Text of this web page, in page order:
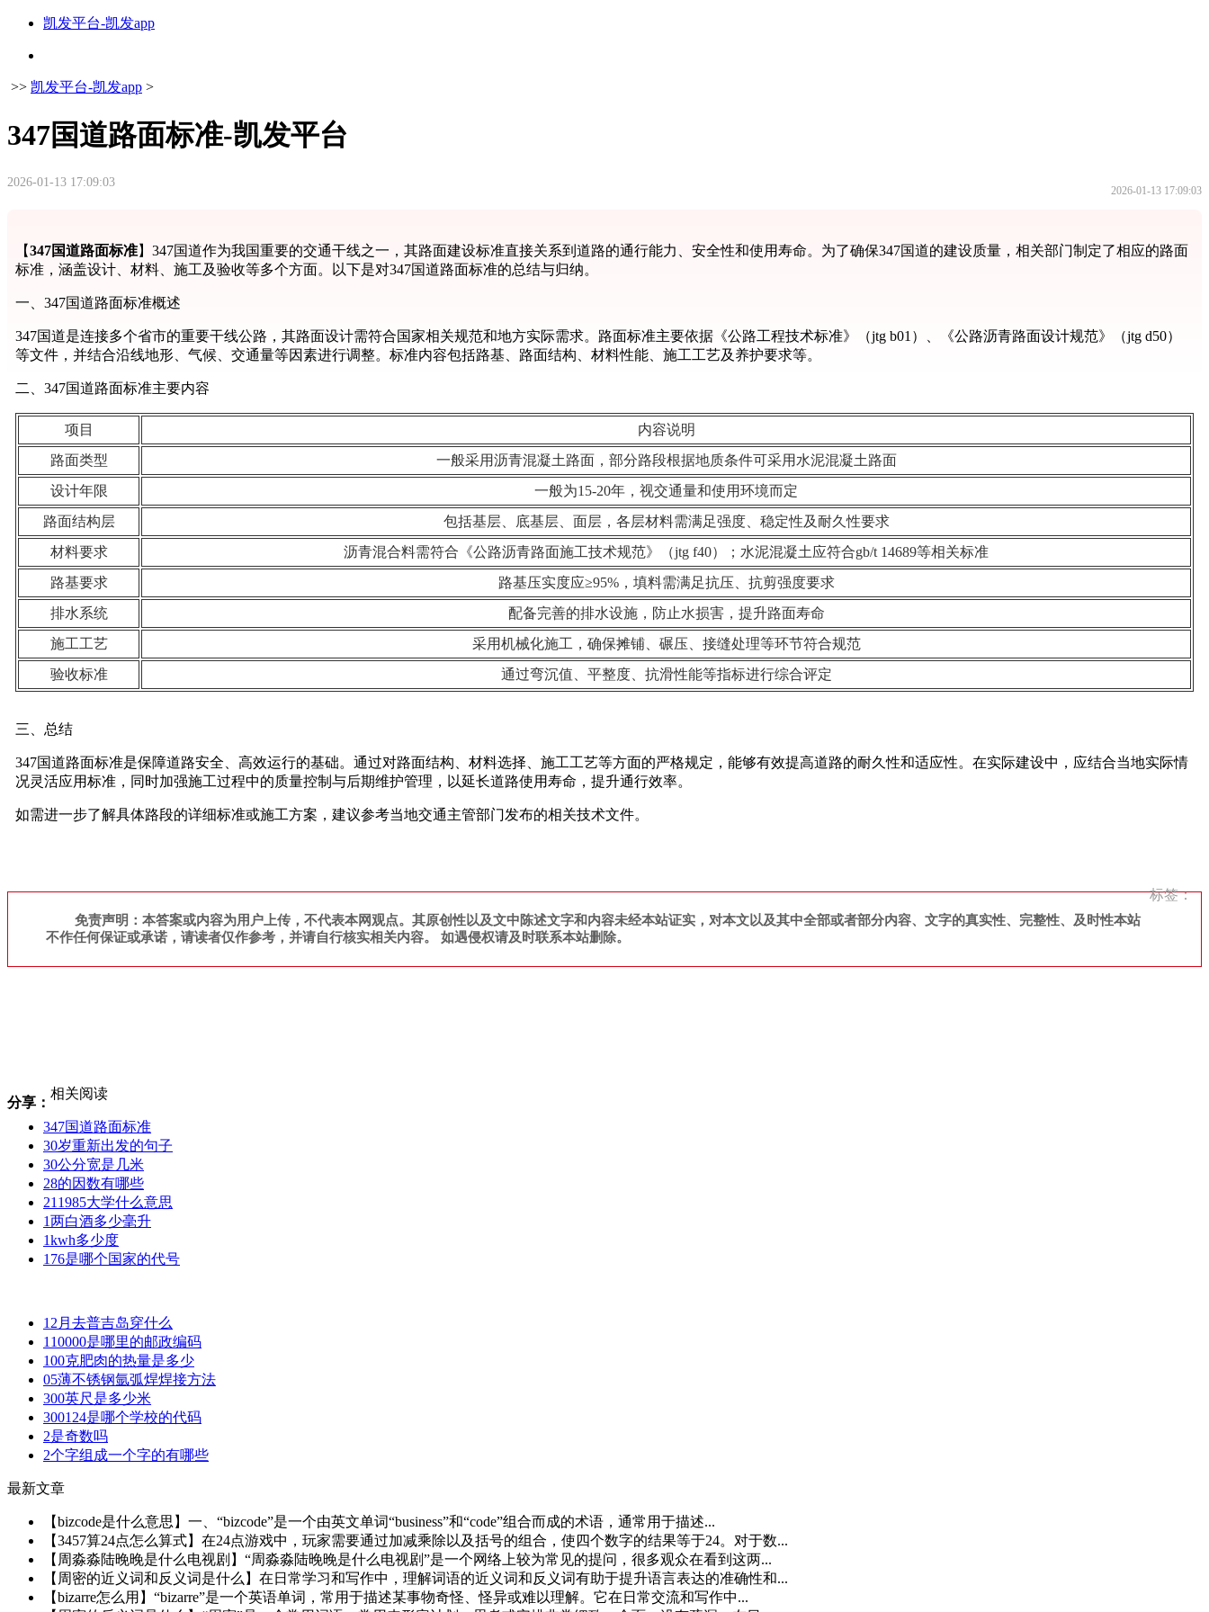
凯发平台-凯发app
>> 凯发平台-凯发app >
347国道路面标准-凯发平台
2026-01-13 17:09:03
2026-01-13 17:09:03
【347国道路面标准】347国道作为我国重要的交通干线之一，其路面建设标准直接关系到道路的通行能力、安全性和使用寿命。为了确保347国道的建设质量，相关部门制定了相应的路面
标准，涵盖设计、材料、施工及验收等多个方面。以下是对347国道路面标准的总结与归纳。
一、347国道路面标准概述
347国道是连接多个省市的重要干线公路，其路面设计需符合国家相关规范和地方实际需求。路面标准主要依据《公路工程技术标准》（jtg b01）、《公路沥青路面设计规范》（jtg d50）
等文件，并结合沿线地形、气候、交通量等因素进行调整。标准内容包括路基、路面结构、材料性能、施工工艺及养护要求等。
二、347国道路面标准主要内容
项目
内容说明
路面类型
一般采用沥青混凝土路面，部分路段根据地质条件可采用水泥混凝土路面
设计年限
一般为15-20年，视交通量和使用环境而定
路面结构层
包括基层、底基层、面层，各层材料需满足强度、稳定性及耐久性要求
材料要求
沥青混合料需符合《公路沥青路面施工技术规范》（jtg f40）；水泥混凝土应符合gb/t 14689等相关标准
路基要求
路基压实度应≥95%，填料需满足抗压、抗剪强度要求
排水系统
配备完善的排水设施，防止水损害，提升路面寿命
施工工艺
采用机械化施工，确保摊铺、碾压、接缝处理等环节符合规范
验收标准
通过弯沉值、平整度、抗滑性能等指标进行综合评定
三、总结
347国道路面标准是保障道路安全、高效运行的基础。通过对路面结构、材料选择、施工工艺等方面的严格规定，能够有效提高道路的耐久性和适应性。在实际建设中，应结合当地实际情
况灵活应用标准，同时加强施工过程中的质量控制与后期维护管理，以延长道路使用寿命，提升通行效率。
如需进一步了解具体路段的详细标准或施工方案，建议参考当地交通主管部门发布的相关技术文件。
标签：
免责声明：本答案或内容为用户上传，不代表本网观点。其原创性以及文中陈述文字和内容未经本站证实，对本文以及其中全部或者部分内容、文字的真实性、完整性、及时性本站
不作任何保证或承诺，请读者仅作参考，并请自行核实相关内容。 如遇侵权请及时联系本站删除。
分享：
相关阅读
347国道路面标准
30岁重新出发的句子
30公分宽是几米
28的因数有哪些
211985大学什么意思
1两白酒多少毫升
1kwh多少度
176是哪个国家的代号
12月去普吉岛穿什么
110000是哪里的邮政编码
100克肥肉的热量是多少
05薄不锈钢氩弧焊焊接方法
300英尺是多少米
300124是哪个学校的代码
2是奇数吗
2个字组成一个字的有哪些
最新文章
【bizcode是什么意思】一、“bizcode”是一个由英文单词“business”和“code”组合而成的术语，通常用于描述...
【3457算24点怎么算式】在24点游戏中，玩家需要通过加减乘除以及括号的组合，使四个数字的结果等于24。对于数...
【周淼淼陆晚晚是什么电视剧】“周淼淼陆晚晚是什么电视剧”是一个网络上较为常见的提问，很多观众在看到这两...
【周密的近义词和反义词是什么】在日常学习和写作中，理解词语的近义词和反义词有助于提升语言表达的准确性和...
【bizarre怎么用】“bizarre”是一个英语单词，常用于描述某事物奇怪、怪异或难以理解。它在日常交流和写作中...